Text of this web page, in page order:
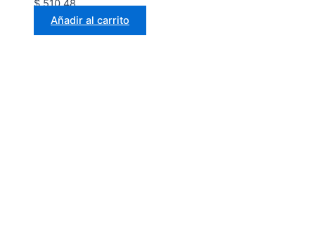
$510.48
Añadir al carrito